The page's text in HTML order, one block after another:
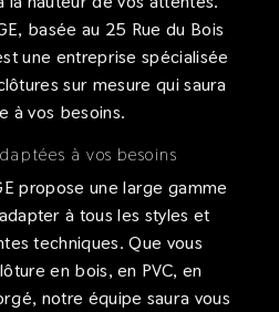
basée au 25 Rue du Bois
une entreprise spécialisée
sur mesure qui saura
à vos besoins.
à vos besoins
propose une large gamme
à tous les styles et
techniques. Que vous
en bois, en PVC, en
notre équipe saura vous